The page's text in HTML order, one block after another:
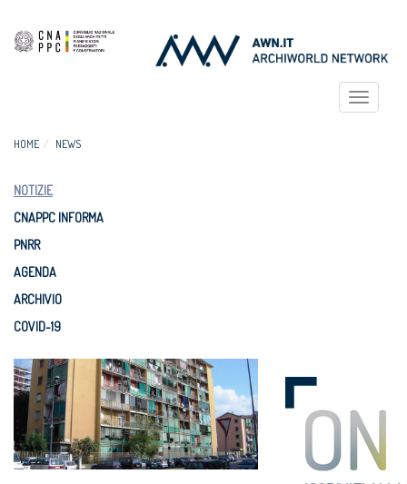
Toggle
HOME NEWS
NOTIZIE
CNAPPC INFORMA
PNRR
AGENDA
ARCHIVIO
COVID-19